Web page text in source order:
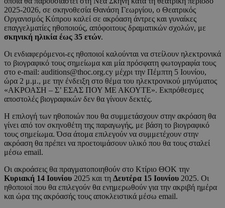
2025-2026, σε σκηνοθεσία Θανάση Γεωργίου, ο Θεατρικός
Οργανισμός Κύπρου καλεί σε ακρόαση άντρες και γυναίκες
επαγγελματίες ηθοποιούς, απόφοιτους δραματικών σχολών, με
σκηνική ηλικία έως 35 ετών.
Οι ενδιαφερόμενοι-ες ηθοποιοί καλούνται να στείλουν ηλεκτρονικά
το βιογραφικό τους σημείωμα και μία πρόσφατη φωτογραφία τους
στο e-mail: auditions@thoc.org.cy μέχρι την Πέμπτη 5 Ιουνίου,
ώρα 2 μ.μ., με την ένδειξη στο θέμα του ηλεκτρονικού μηνύματος
«ΑΚΡΟΑΣΗ – Σ’ ΕΣΑΣ ΠΟΥ ΜΕ ΑΚΟΥΤΕ». Εκπρόθεσμες
αποστολές βιογραφικών δεν θα γίνουν δεκτές.
Η επιλογή των ηθοποιών που θα συμμετάσχουν στην ακρόαση θα
γίνει από τον σκηνοθέτη της παραγωγής, με βάση το βιογραφικό
τους σημείωμα. Όσα άτομα επιλεγούν να συμμετέχουν στην
ακρόαση θα πρέπει να προετοιμάσουν υλικό που θα τους σταλεί
μέσω email.
Οι ακροάσεις θα πραγματοποιηθούν στο Κτίριο ΘΟΚ την
Κυριακή 14 Ιουνίου 2025 και τη Δευτέρα 15 Ιουνίου 2025. Οι
ηθοποιοί που θα επιλεγούν θα ενημερωθούν για την ακριβή ημέρα
και ώρα της ακρόασής τους αποκλειστικά μέσω email.